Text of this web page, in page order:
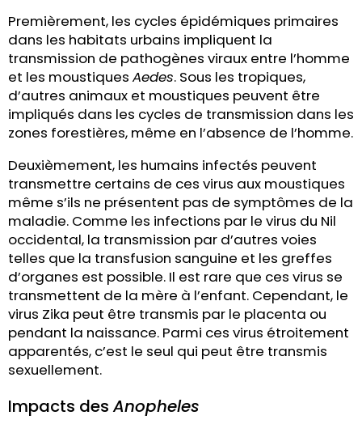
Premièrement, les cycles épidémiques primaires
dans les habitats urbains impliquent la
transmission de pathogènes viraux entre l’homme
et les moustiques Aedes. Sous les tropiques,
d’autres animaux et moustiques peuvent être
impliqués dans les cycles de transmission dans les
zones forestières, même en l’absence de l’homme.
Deuxièmement, les humains infectés peuvent
transmettre certains de ces virus aux moustiques
même s’ils ne présentent pas de symptômes de la
maladie. Comme les infections par le virus du Nil
occidental, la transmission par d’autres voies
telles que la transfusion sanguine et les greffes
d’organes est possible. Il est rare que ces virus se
transmettent de la mère à l’enfant. Cependant, le
virus Zika peut être transmis par le placenta ou
pendant la naissance. Parmi ces virus étroitement
apparentés, c’est le seul qui peut être transmis
sexuellement.
Impacts desAnopheles